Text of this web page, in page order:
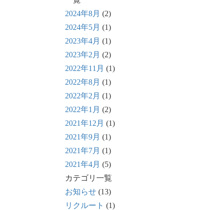
2024年8月 (2)
2024年5月 (1)
2023年4月 (1)
2023年2月 (2)
2022年11月 (1)
2022年8月 (1)
2022年2月 (1)
2022年1月 (2)
2021年12月 (1)
2021年9月 (1)
2021年7月 (1)
2021年4月 (5)
カテゴリ一覧
お知らせ (13)
リクルート (1)